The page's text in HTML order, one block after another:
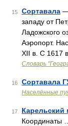
15 Сортавала —
западу от
Ладожского
Аэропорт.
XII в. С 1617
Словарь
16 Сортавала
Населённые
17 Карельский
Координаты …